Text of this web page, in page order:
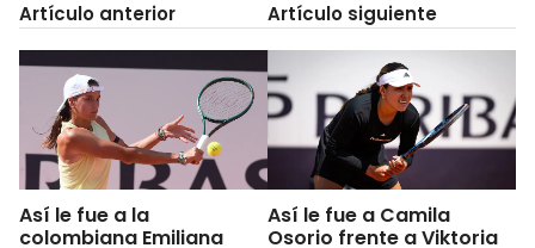
Artículo anterior
Así le fue a la
colombiana Emiliana
Artículo siguiente
Así le fue a Camila
Osorio frente a Viktoria